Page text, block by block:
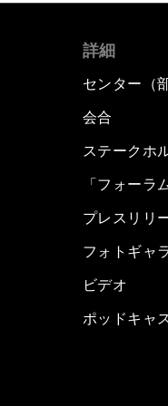
詳細
センター（
会合
ステークホ
「フォーラ
プレスリリ
フォトギャ
ビデオ
ポッドキャ